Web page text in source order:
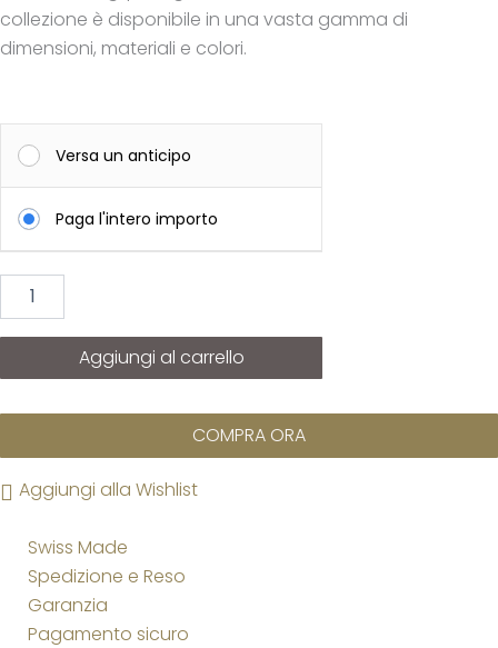
collezione è disponibile in una vasta gamma di
dimensioni, materiali e colori.
Versa un anticipo
Paga l'intero importo
Conquest
Aggiungi al carrello
COMPRA ORA
Aggiungi alla Wishlist
Swiss Made
Spedizione e Reso
Garanzia
Pagamento sicuro